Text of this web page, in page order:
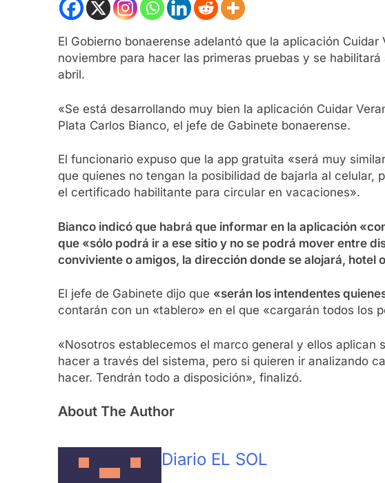
El Gobierno bonaerense adelantó que la aplicación
noviembre para hacer las primeras pruebas y se
abril.
«Se está desarrollando muy bien la aplicación Cuidar
Plata Carlos Bianco, el jefe de Gabinete bonaerense.
El funcionario expuso que la app gratuita «será muy
que quienes no tengan la posibilidad de bajarla al
el certificado habilitante para circular en vacaciones».
Bianco indicó que habrá que informar en la aplicación
que «sólo podrá ir a ese sitio y no se podrá mover entre
conviviente o amigos, la dirección donde se alojará, hotel
El jefe de Gabinete dijo que «serán los intendentes
contarán con un «tablero» en el que «cargarán todos los
«Nosotros establecemos el marco general y ellos aplican
hacer a través del sistema, pero si quieren ir analizando
hacer. Tendrán todo a disposición», finalizó.
About The Author
Diario EL SOL